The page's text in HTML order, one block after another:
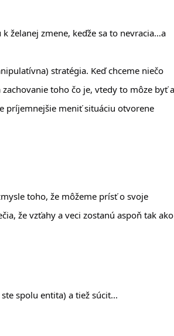
želanej zmene, keďže sa to nevracia…a
stratégia. Keď chceme niečo
toho čo je, vtedy to môze byť
príjemnejšie meniť situáciu otvorene
toho, že môžeme prísť o svoje
že vzťahy a veci zostanú aspoň tak ako
spolu entita) a tiež súcit...